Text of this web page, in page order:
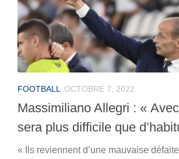
FOOTBALL OCTOBRE 7, 2022
Massimiliano Allegri : «
sera plus difficile que
« Ils reviennent d’une mauvaise